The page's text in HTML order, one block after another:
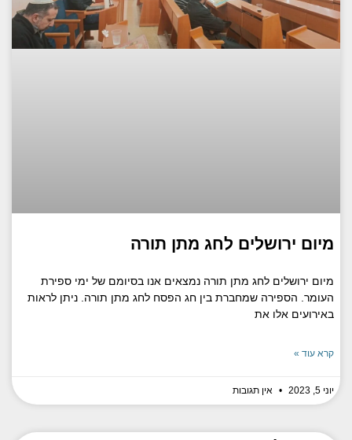
מיום ירושלים לחג מתן תורה
מיום ירושלים לחג מתן תורה נמצאים אנו בסיומם של ימי ספירת
העומר. הספירה שמחברת בין חג הפסח לחג מתן תורה. ניתן לראות
באירועים אלו את
קרא עוד »
יוני 5, 2023 אין תגובות